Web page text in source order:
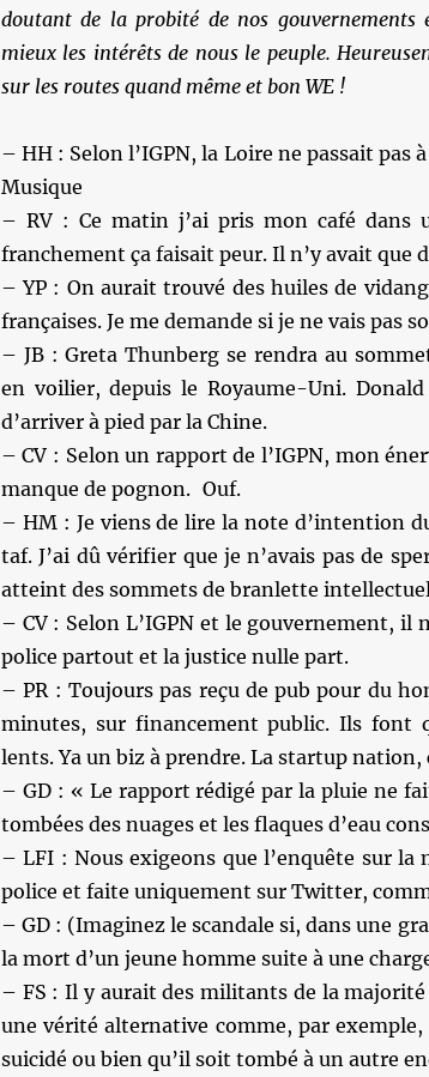
doutant de la probité de nos
mieux les intérêts de nous le peuple.
sur les routes quand même et bon WE !
– HH : Selon l’IGPN, la Loire ne passait pas
Musique
– RV : Ce matin j’ai pris mon café dans
franchement ça faisait peur. Il n’y avait que
– YP : On aurait trouvé des huiles de
françaises. Je me demande si je ne vais pas
– JB : Greta Thunberg se rendra au
en voilier, depuis le Royaume-Uni.
d’arriver à pied par la Chine.
– CV : Selon un rapport de l’IGPN, mon
manque de pognon. Ouf.
– HM : Je viens de lire la note d’intention
taf. J’ai dû vérifier que je n’avais pas de
atteint des sommets de branlette
– CV : Selon L’IGPN et le gouvernement, il
police partout et la justice nulle part.
– PR : Toujours pas reçu de pub pour du
minutes, sur financement public. Ils font
lents. Ya un biz à prendre. La startup nation,
– GD : « Le rapport rédigé par la pluie ne
tombées des nuages et les flaques d’eau
– LFI : Nous exigeons que l’enquête sur
police et faite uniquement sur Twitter,
– GD : (Imaginez le scandale si, dans une
la mort d’un jeune homme suite à une
– FS : Il y aurait des militants de la
une vérité alternative comme, par exemple,
suicidé ou bien qu’il soit tombé à un autre